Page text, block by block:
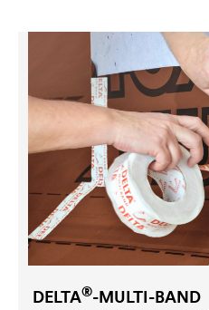
DELTA®-MULTI-BAND